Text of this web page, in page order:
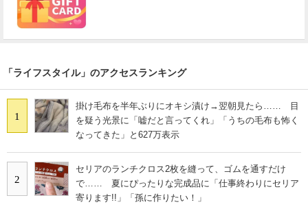
「ライフスタイル」のアクセスランキング
1
掛け毛布を半年ぶりにオキシ漬け→翌朝見たら…… 目
を疑う光景に「嘘だと言ってくれ」「うちの毛布も怖く
なってきた」と627万表示
2
セリアのランチクロス2枚を縫って、ゴムを通すだけ
で…… 夏にぴったりな完成品に「仕事終わりにセリア
寄ります!!」「孫に作りたい！」